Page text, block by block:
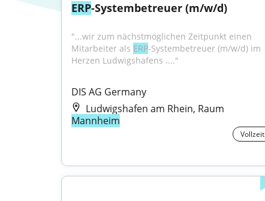
ERP-Systembetreuer (m/w/d)
"...wir zum nächstmöglichen Zeitpunkt einen
Mitarbeiter als ERP-Systembetreuer (m/w/d) im
Herzen Ludwigshafens ...."
DIS AG Germany
Ludwigshafen am Rhein, Raum
Mannheim
Vollzeit